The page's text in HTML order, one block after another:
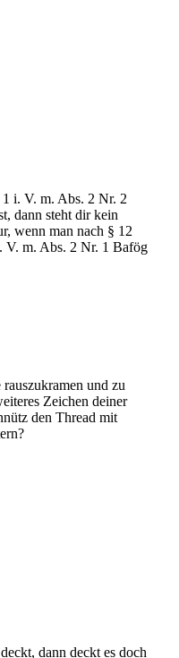
i. V. m. Abs. 2 Nr. 2
dann steht dir kein
wenn man nach § 12
V. m. Abs. 2 Nr. 1 Bafög
und zu
Zeichen deiner
den Thread mit
dann deckt es doch